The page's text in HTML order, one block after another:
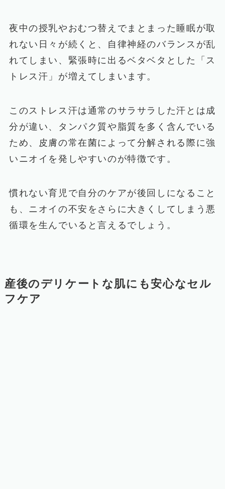
夜中の授乳やおむつ替えでまとまった睡眠が取
れない日々が続くと、自律神経のバランスが乱
れてしまい、緊張時に出るベタベタとした「ス
トレス汗」が増えてしまいます。
このストレス汗は通常のサラサラした汗とは成
分が違い、タンパク質や脂質を多く含んでいる
ため、皮膚の常在菌によって分解される際に強
いニオイを発しやすいのが特徴です。
慣れない育児で自分のケアが後回しになること
も、ニオイの不安をさらに大きくしてしまう悪
循環を生んでいると言えるでしょう。
産後のデリケートな肌にも安心なセル
フケア